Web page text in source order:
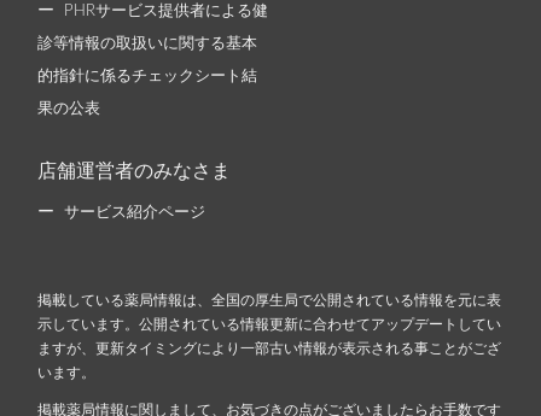
PHRサービス提供者による健
診等情報の取扱いに関する基本
的指針に係るチェックシート結
果の公表
店舗運営者のみなさま
サービス紹介ページ
掲載している薬局情報は、全国の厚生局で公開されている情報を元に表
示しています。公開されている情報更新に合わせてアップデートしてい
ますが、更新タイミングにより一部古い情報が表示される事ことがござ
います。
掲載薬局情報に関しまして、お気づきの点がございましたらお手数です